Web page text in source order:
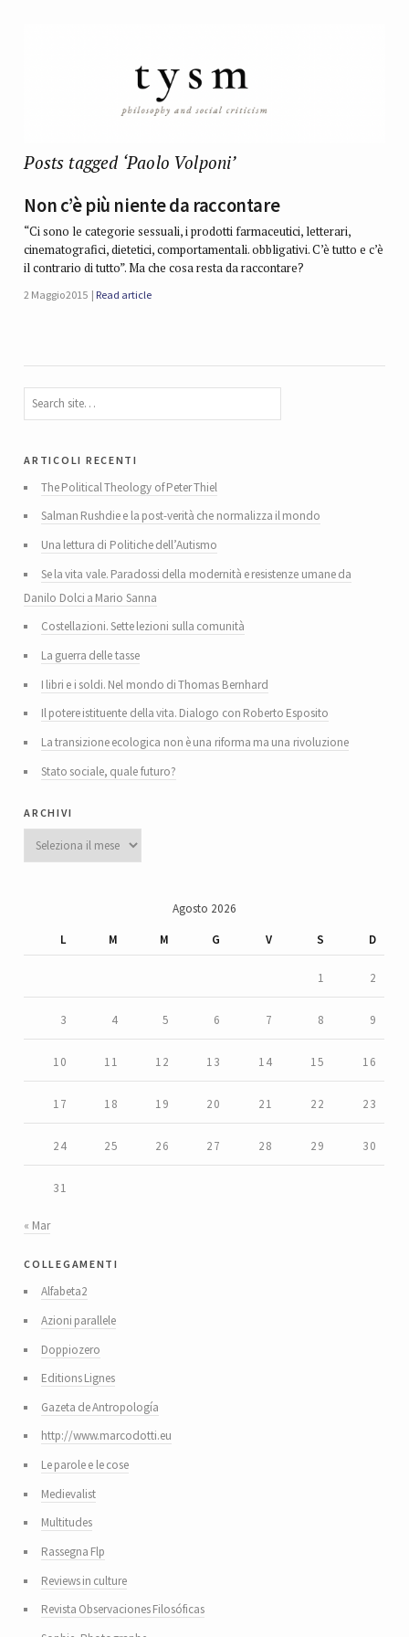
Posts tagged ‘Paolo Volponi’
Non c’è più niente da raccontare
“Ci sono le categorie sessuali, i prodotti farmaceutici, letterari,
cinematografici, dietetici, comportamentali. obbligativi. C’è tutto e c’è
il contrario di tutto”. Ma che cosa resta da raccontare?
2 Maggio 2015 Read article
articoli recenti
The Political Theology of Peter Thiel
Salman Rushdie e la post-verità che normalizza il mondo
Una lettura di Politiche dell’Autismo
Se la vita vale. Paradossi della modernità e resistenze umane da
Danilo Dolci a Mario Sanna
Costellazioni. Sette lezioni sulla comunità
La guerra delle tasse
I libri e i soldi. Nel mondo di Thomas Bernhard
Il potere istituente della vita. Dialogo con Roberto Esposito
La transizione ecologica non è una riforma ma una rivoluzione
Stato sociale, quale futuro?
archivi
Archivi
Agosto 2026
L
M M G V S D
1 2
3 4 5 6 7 8 9
10 11 12 13 14 15 16
17 18 19 20 21 22 23
24 25 26 27 28 29 30
31
« Mar
collegamenti
Alfabeta2
Azioni parallele
Doppiozero
Editions Lignes
Gazeta de Antropología
http://www.marcodotti.eu
Le parole e le cose
Medievalist
Multitudes
Rassegna Flp
Reviews in culture
Revista Observaciones Filosóficas